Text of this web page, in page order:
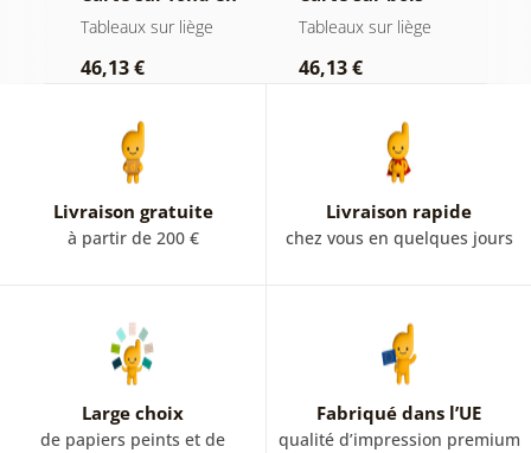
bois
Tableaux sur liège
46,13 €
Tableaux sur liège
46,13 €
Livraison gratuite
à partir de 200 €
Livraison rapide
chez vous en quelques jours
Large choix
de papiers peints et de
Fabriqué dans l’UE
qualité d’impression premium